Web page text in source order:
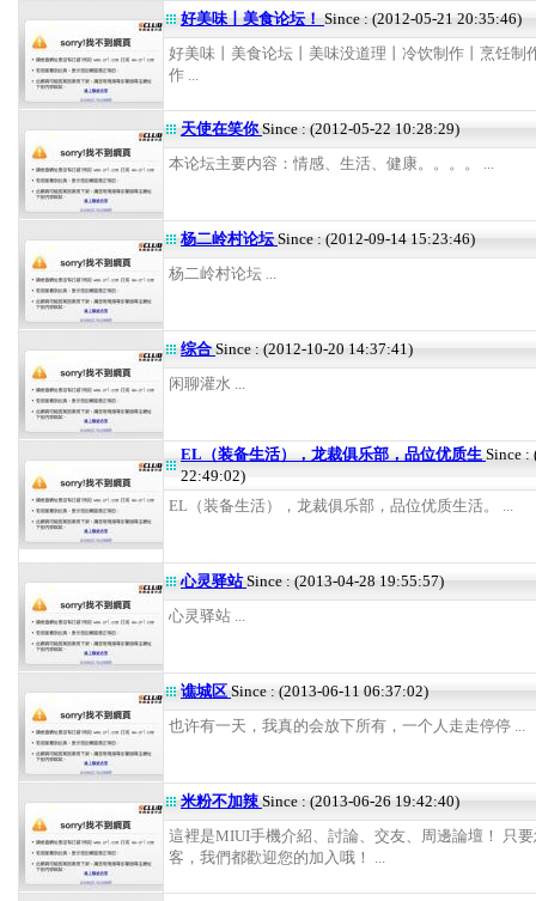
好美味丨美食论坛！ Since : (2012-05-21 20:35:46)
好美味丨美食论坛丨美味没道理丨冷饮制作丨烹饪制
作 ...
天使在笑你Since : (2012-05-22 10:28:29)
本论坛主要内容：情感、生活、健康。。。。 ...
杨二岭村论坛Since : (2012-09-14 15:23:46)
杨二岭村论坛 ...
综合 Since : (2012-10-20 14:37:41)
闲聊灌水 ...
EL（装备生活），龙裁俱乐部，品位优质生Since :
22:49:02)
EL（装备生活），龙裁俱乐部，品位优质生活。 ...
心灵驿站Since : (2013-04-28 19:55:57)
心灵驿站 ...
谯城区 Since : (2013-06-11 06:37:02)
也许有一天，我真的会放下所有，一个人走走停停 ...
米粉不加辣Since : (2013-06-26 19:42:40)
這裡是MIUI手機介紹、討論、交友、周邊論壇！ 只
客，我們都歡迎您的加入哦！ ...